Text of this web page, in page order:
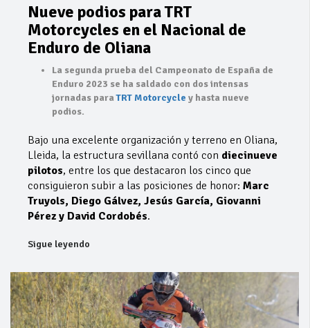
Nueve podios para TRT
Motorcycles en el Nacional de
Enduro de Oliana
La segunda prueba del Campeonato de España de
Enduro 2023 se ha saldado con dos intensas
jornadas paraTRT Motorcycle y hasta nueve
podios.
Bajo una excelente organización y terreno en Oliana,
Lleida, la estructura sevillana contó con diecinueve
pilotos, entre los que destacaron los cinco que
consiguieron subir a las posiciones de honor: Marc
Truyols, Diego Gálvez, Jesús García, Giovanni
Pérez y David Cordobés.
Sigue leyendo